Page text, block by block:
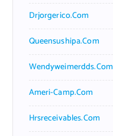
Drjorgerico.com
Queensushipa.com
Wendyweimerdds.com
Ameri-Camp.com
Hrsreceivables.com